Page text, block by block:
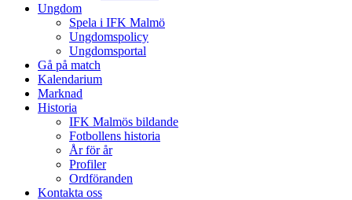
Ungdom
Spela i IFK Malmö
Ungdomspolicy
Ungdomsportal
Gå på match
Kalendarium
Marknad
Historia
IFK Malmös bildande
Fotbollens historia
År för år
Profiler
Ordföranden
Kontakta oss